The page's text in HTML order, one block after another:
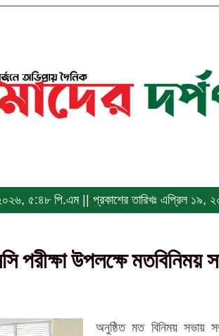
২০২৬, ৫:৪৮ পি.এম || প্রকাশের তারিখঃ এপ্রিল
পরীক্ষা উপলক্ষে মতবিনিময়
অনুষ্ঠিত মত বিনিময় সভায়